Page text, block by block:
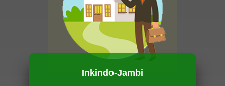
Inkindo-Jambi